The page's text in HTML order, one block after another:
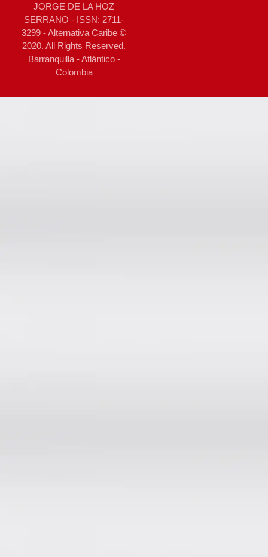
JORGE DE LA HOZ
SERRANO - ISSN: 2711-
3299 - Alternativa Caribe ©
2020. All Rights Reserved.
Barranquilla - Atlántico -
Colombia